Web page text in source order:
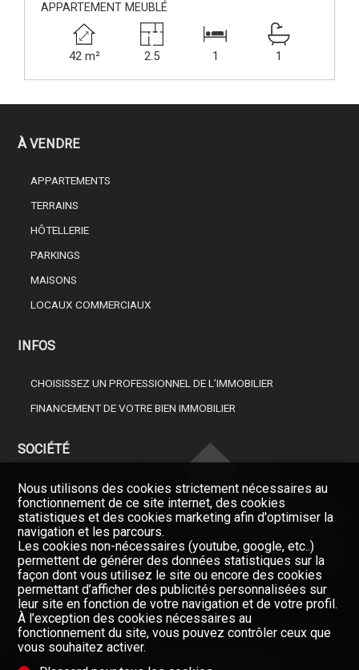
APPARTEMENT MEUBLÉ
42 m² 2.5 1 1
À VENDRE
APPARTEMENTS
TERRAINS
HÔTELLERIE
PARKINGS
MAISONS
LOCAUX COMMERCIAUX
INFOS
CHOISISSEZ UN PROFESSIONNEL DE L’IMMOBILIER
FINANCEMENT DE VOTRE BIEN IMMOBILIER
SOCIÉTÉ
NOS COURTIERS
À PROPOS DE NOUS
GAZETTE
FORMULAIRE DE CONTACT
vous à notre newsletter
Newsletter
Nous utilisons des cookies strictement nécessaires au
fonctionnement de ce site internet, des cookies
statistiques et des cookies marketing afin d'optimiser la
navigation et les parcours.
Les cookies non-nécessaires (youtube, google, etc..)
permettent de générer des données statistiques sur la
façon dont vous utilisez le site ou encore des cookies
permettant d’afficher des publicités personnalisées sur
leur site en fonction de votre navigation et de votre profil.
À l’exception des cookies nécessaires au
fonctionnement du site, vous pouvez contrôler ceux que
vous souhaitez activer.